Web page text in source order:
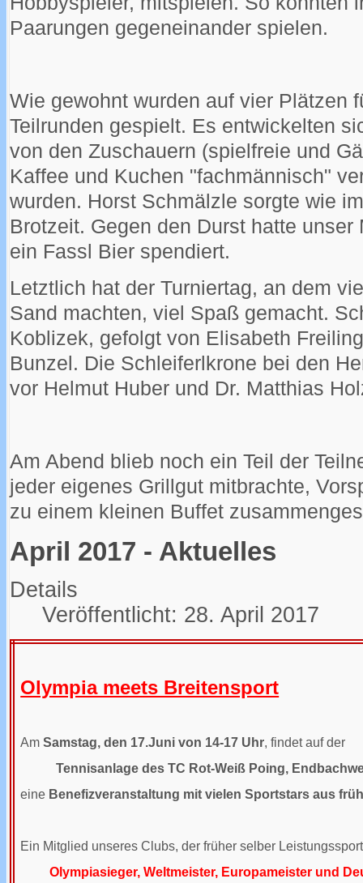
Paarungen gegeneinander spielen.
Wie gewohnt wurden auf vier Plätzen
Teilrunden gespielt. Es entwickelten
von den Zuschauern (spielfreie und
Kaffee und Kuchen "fachmännisch"
wurden. Horst Schmälzle sorgte wie
Brotzeit. Gegen den Durst hatte
ein Fassl Bier spendiert.
Letztlich hat der Turniertag, an dem
Sand machten, viel Spaß gemacht.
Koblizek, gefolgt von Elisabeth
Bunzel. Die Schleiferlkrone bei den
vor Helmut Huber und Dr. Matthias
Am Abend blieb noch ein Teil der
jeder eigenes Grillgut mitbrachte,
zu einem kleinen Buffet
April 2017 - Aktuelles
Details
Veröffentlicht: 28. April 2017
Olympia meets Breitensport
AmSamstag, den 17.Juni von 14-17 Uhr, findet auf der
Tennisanlage des TC Rot-Weiß Poing,
eine Benefizveranstaltung mit vielen Sportstars aus
Ein Mitglied unseres Clubs, der früher selber
Olympiasieger, Weltmeister, Europameister und